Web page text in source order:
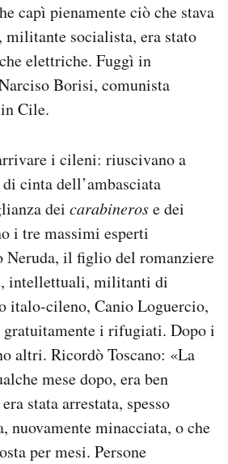
capì pienamente ciò che stava
militante socialista, era stato
elettriche. Fuggì in
Borisi, comunista
Cile.
i cileni: riuscivano a
cinta dell’ambasciata
dei carabinerose dei
i tre massimi esperti
Neruda, il figlio del romanziere
intellettuali, militanti di
italo-cileno, Canio Loguercio,
gratuitamente i rifugiati. Dopo i
altri. Ricordò Toscano: «La
mese dopo, era ben
stata arrestata, spesso
nuovamente minacciata, o che
per mesi. Persone